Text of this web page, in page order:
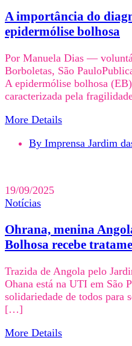
A importância do
epidermólise bolhosa
Por Manuela Dias —
Borboletas, São
A epidermólise bolhosa
caracterizada pela
More Details
By Imprensa Jardim
19/09/2025
Notícias
Ohrana, menina
Bolhosa recebe
Trazida de Angola pelo
Ohana está na UTI em São
solidariedade de todos
[…]
More Details